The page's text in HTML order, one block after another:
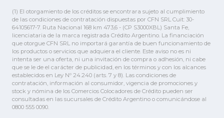
(1) El otorgamiento de los créditos se encontrara sujeto al cumplimiento
de las condiciones de contratación dispuestas por CFN SRL Cuit: 30-
64105617-7. Ruta Nacional 168 km 473,6 - (CP S3000XBL) Santa Fe,
licenciataria de la marca registrada Crédito Argentino. La financiación
que otorgue CFN SRL no importará garantía de buen funcionamiento de
los productos o servicios que adquiera el cliente. Este aviso no es ni
intenta ser una oferta, ni una invitación de compra o adhesión, ni cabe
que se le de el carácter de publicidad, en los términos y con los alcances
establecidos en Ley Nº 24.240 (arts. 7 y 8). Las condiciones de
contratación, información al consumidor, vigencia de promociones y
stock y nómina de los Comercios Colocadores de Crédito pueden ser
consultadas en las sucursales de Crédito Argentino o comunicándose al
0800 555 0090.